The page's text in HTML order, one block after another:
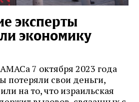
эксперты
экономику
7 октября 2023 года
потеряли свои деньги,
на то, что израильская